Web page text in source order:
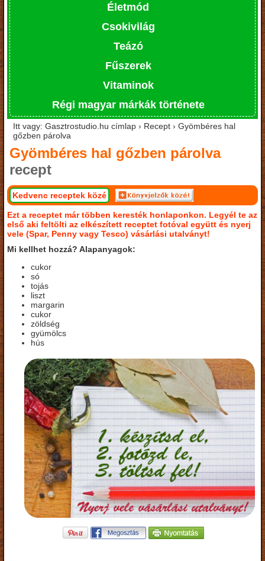
Életmód
Csokivilág
Teázó
Fűszerek
Vitaminok
Régi magyar márkák története
Itt vagy: Gasztrostudio.hu címlap › Recept › Gyömbéres hal
gőzben párolva
Gyömbéres hal gőzben párolva
recept
Kedvenc receptek közé
Ezt a receptet már többen keresték honlaponkon. Legyél te az
első aki feltölti az elkészített receptet fotóval együtt és nyerj
vele (Spar, Penny vagy Tesco) vásárlási utalványt!
Mi kellhet hozzá? Alapanyagok:
cukor
só
tojás
liszt
margarin
cukor
zöldség
gyümölcs
hús